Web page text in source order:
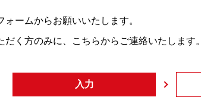
ォームからお願いいたします。
だく方のみに、こちらからご連絡いたします。
入力